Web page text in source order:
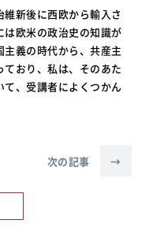
新後に西欧から輸入さ
欧米の政治史の知識が
義の時代から、共産主
おり、私は、そのあた
、受講者によくつかん
次の記事 →